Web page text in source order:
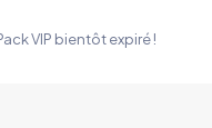
VIP bientôt expiré !